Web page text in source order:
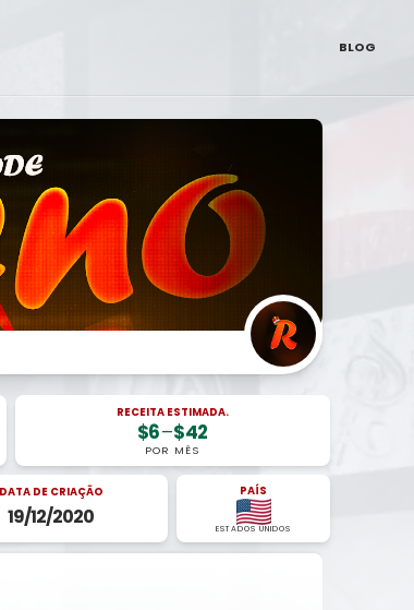
BLOG
RECEITA ESTIMADA.
$6–$42
POR MÊS
DATA DE CRIAÇÃO
19/12/2020
PAÍS
ESTADOS UNIDOS